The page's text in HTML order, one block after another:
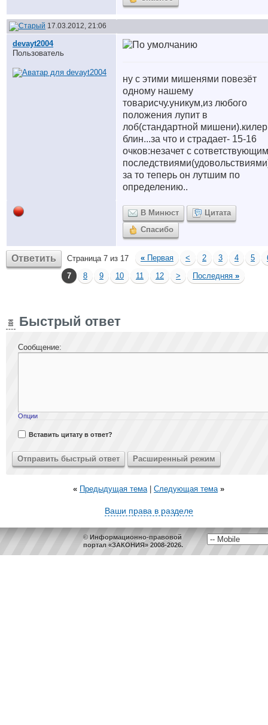
17.03.2012, 21:06
devayt2004
Пользователь
ну с этими мишенями повезёт
одному нашему
товарисчу.уникум,из любого
положения лупит в
лоб(стандартной
блин...за что и страдает- 15-16
очков:незачет с
за то теперь он лутшим по
определению..
В Минюст
Цитата
Спасибо
Ответить Страница 7 из 17 « Первая < 2 3 4 5
7
8 9 10 11 12 > Последняя »
Быстрый ответ
Сообщение:
Опции
Вставить цитату в ответ?
« Предыдущая тема| Следующая тема »
Ваши права в разделе
© Информационно-правовой
портал «ЗАКОНИЯ» 2008-2026.